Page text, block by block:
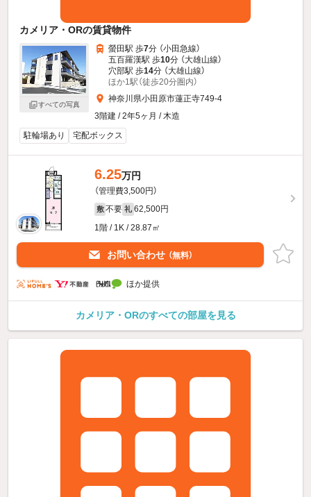
カメリア・ORの賃貸物件
すべての写真
螢田駅 歩7分 （小田急線）
五百羅漢駅 歩10分 （大雄山線）
穴部駅 歩14分 （大雄山線）
ほか1駅（徒歩20分圏内）
神奈川県小田原市蓮正寺749-4
3階建 / 2年5ヶ月 / 木造
駐輪場あり
宅配ボックス
6.25万円
（管理費3,500円）
敷 不要 礼 62,500円
1階 / 1K / 28.87㎡
お問い合わせ （無料）
ほか提供
カメリア・ORのすべての部屋を見る